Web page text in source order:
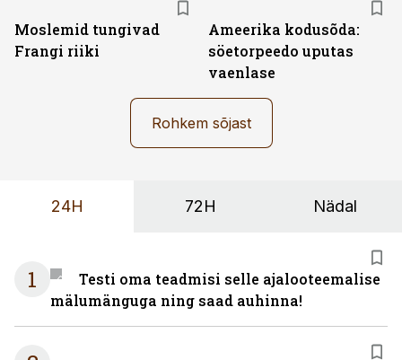
Moslemid tungivad
Frangi riiki
Ameerika kodusõda:
söetorpeedo uputas
vaenlase
Rohkem sõjast
24H 72H Nädal
1
Testi oma teadmisi selle ajalooteemalise
mälumänguga ning saad auhinna!